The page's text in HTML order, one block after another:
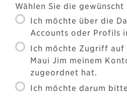
Wählen Sie die gewünscht
Ich möchte über die
Accounts oder Profils
Ich möchte Zugriff auf
Maui Jim meinem
zugeordnet hat.
Ich möchte darum